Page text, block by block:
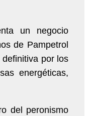
un negocio
de Pampetrol
por los
energéticas,
del peronismo